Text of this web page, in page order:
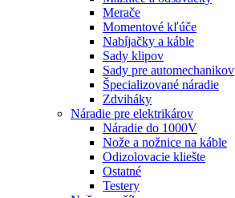
Merače
Momentové kľúče
Nabíjačky a káble
Sady klipov
Sady pre automechanikov
Špecializované náradie
Zdviháky
Náradie pre elektrikárov
Náradie do 1000V
Nože a nožnice na káble
Odizolovacie kliešte
Ostatné
Testery